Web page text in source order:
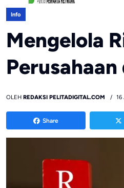
Info
Mengelola
OLEH REDAKSI PELITADIGITAL.COM 16
Share